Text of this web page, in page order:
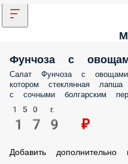
Фунчоза с овощами
Салат Фунчоза с овощами -
стеклянная лапша фунчоза
болгарским перцем и
150 г.
179 ₽
Добавить дополнительно в